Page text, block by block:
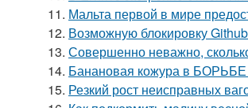
11. Мальта первой в мире
12. Возможную блокировку
13. Совершенно неважно,
14. Банановая кожура в БОРЬБЕ
15. Резкий рост неисправных